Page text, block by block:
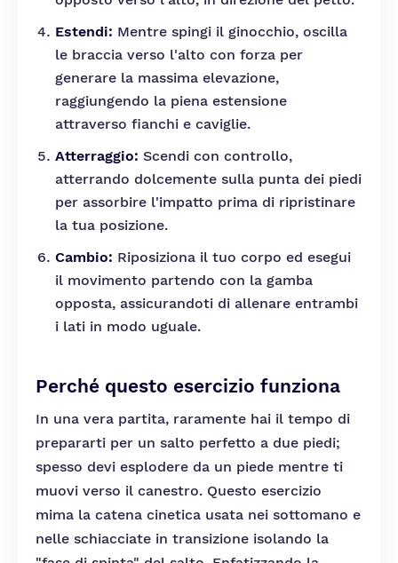
Estendi: Mentre spingi il ginocchio, oscilla
le braccia verso l'alto con forza per
generare la massima elevazione,
raggiungendo la piena estensione
attraverso fianchi e caviglie.
Atterraggio: Scendi con controllo,
atterrando dolcemente sulla punta dei piedi
per assorbire l'impatto prima di ripristinare
la tua posizione.
Cambio: Riposiziona il tuo corpo ed esegui
il movimento partendo con la gamba
opposta, assicurandoti di allenare entrambi
i lati in modo uguale.
Perché questo esercizio funziona
In una vera partita, raramente hai il tempo di
prepararti per un salto perfetto a due piedi;
spesso devi esplodere da un piede mentre ti
muovi verso il canestro. Questo esercizio
mima la catena cinetica usata nei sottomano e
nelle schiacciate in transizione isolando la